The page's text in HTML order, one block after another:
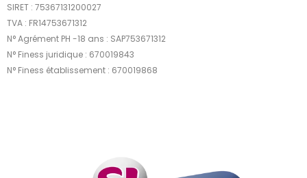
SIRET : 75367131200027
TVA : FR14753671312
N° Agrément PH -18 ans : SAP753671312
N° Finess juridique : 670019843
N° Finess établissement : 670019868